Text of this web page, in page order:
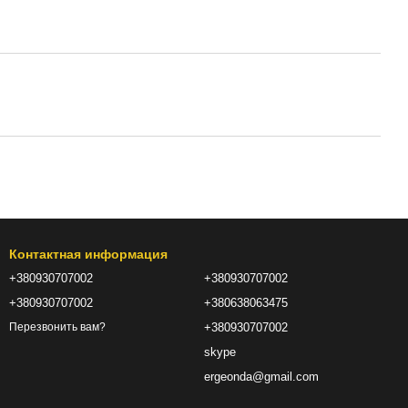
Контактная информация
+380930707002
+380930707002
Перезвонить вам?
+380930707002
+380638063475
+380930707002
skype
ergeonda@gmail.com